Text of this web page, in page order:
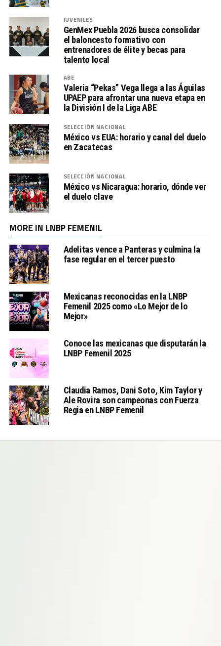
JUVENILES
GenMex Puebla 2026 busca consolidar
el baloncesto formativo con
entrenadores de élite y becas para
talento local
ABE
Valeria “Pekas” Vega llega a las Águilas
UPAEP para afrontar una nueva etapa en
la División I de la Liga ABE
SELECCIÓN NACIONAL
México vs EUA: horario y canal del duelo
en Zacatecas
SELECCIÓN NACIONAL
México vs Nicaragua: horario, dónde ver
el duelo clave
MORE IN LNBP FEMENIL
Adelitas vence a Panteras y culmina la
fase regular en el tercer puesto
Mexicanas reconocidas en la LNBP
Femenil 2025 como «Lo Mejor de lo
Mejor»
Conoce las mexicanas que disputarán la
LNBP Femenil 2025
Claudia Ramos, Dani Soto, Kim Taylor y
Ale Rovira son campeonas con Fuerza
Regia en LNBP Femenil